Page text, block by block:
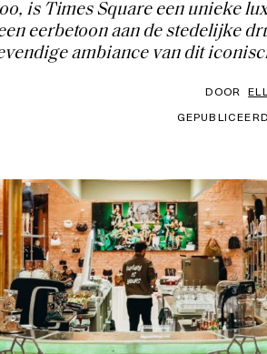
is Times Square een unieke
eerbetoon aan de stedelijke
ambiance van dit
DOOR